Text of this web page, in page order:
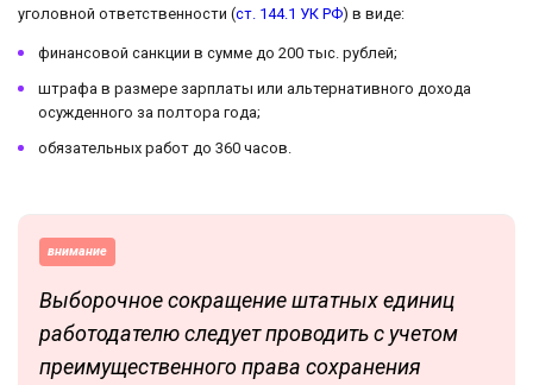
уголовной ответственности (ст. 144.1 УК РФ) в виде:
финансовой санкции в сумме до 200 тыс. рублей;
штрафа в размере зарплаты или альтернативного дохода
осужденного за полтора года;
обязательных работ до 360 часов.
внимание
Выборочное сокращение штатных единиц
работодателю следует проводить с учетом
преимущественного права сохранения